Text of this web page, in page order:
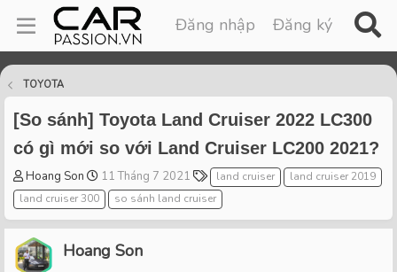
Đăng nhập Đăng ký
TOYOTA
[So sánh] Toyota Land Cruiser 2022 LC300
có gì mới so với Land Cruiser LC200 2021?
T
h
r
e
a
d
Hoang Son
S
t
a
r
t
d
11 Tháng 7 2021
T
a
g
s
land cruiser
land cruiser 2019
land cruiser 300
so sánh land cruiser
Hoang Son